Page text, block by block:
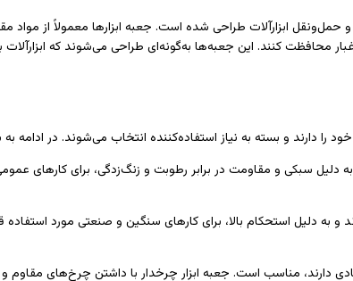
ابزارآلات طراحی شده است. جعبه ابزارها معمولاً از مواد
محافظت کنند. این جعبه‌ها به‌گونه‌ای طراحی می‌شوند که
و بسته به نیاز استفاده‌کننده انتخاب می‌شوند. در ادامه به
دلیل سبکی و مقاومت در برابر رطوبت و زنگ‌زدگی، برای کارهای
و به دلیل استحکام بالا، برای کارهای سنگین و صنعتی مورد
زیادی دارند، مناسب است. جعبه ابزار چرخدار با داشتن چرخ‌های